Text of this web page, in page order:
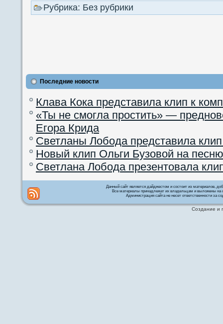
Рубрика: Без рубрики
Последние новости
Клава Кока представила клип к
«Ты не смогла простить» —
Егора Крида
Светланы Лобода представила
Новый клип Ольги Бузовой на
Светлана Лобода презентовала
Данный сайт является дайджестом и состоит из материалов,
Все материалы принадлежат их владельцам и выложены на
Администрация сайта не несет ответственности за
Создание и